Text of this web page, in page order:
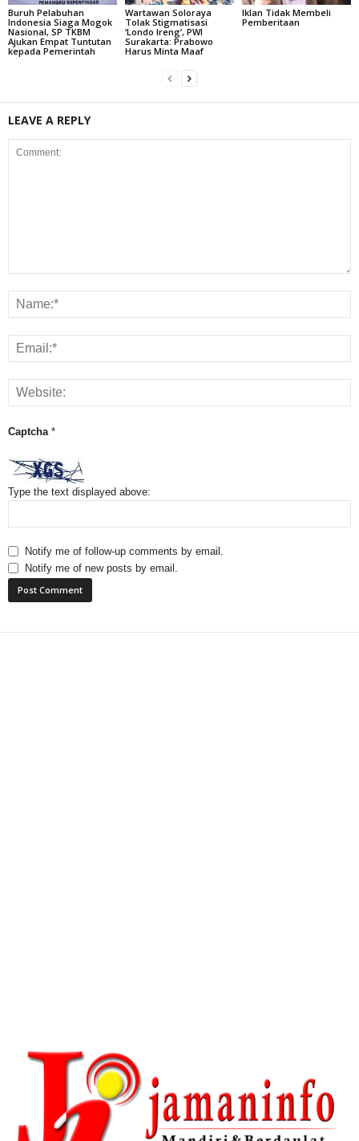
Buruh Pelabuhan
Indonesia Siaga Mogok
Nasional, SP TKBM
Ajukan Empat Tuntutan
kepada Pemerintah
Wartawan Soloraya
Tolak Stigmatisasi
‘Londo Ireng’, PWI
Surakarta: Prabowo
Harus Minta Maaf
Iklan Tidak Membeli
Pemberitaan
LEAVE A REPLY
Captcha *
Type the text displayed above:
Notify me of follow-up comments by email.
Notify me of new posts by email.